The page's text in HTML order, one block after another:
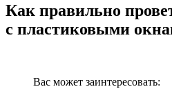
Как правильно
с пластиковыми
Вас может заинтересовать: